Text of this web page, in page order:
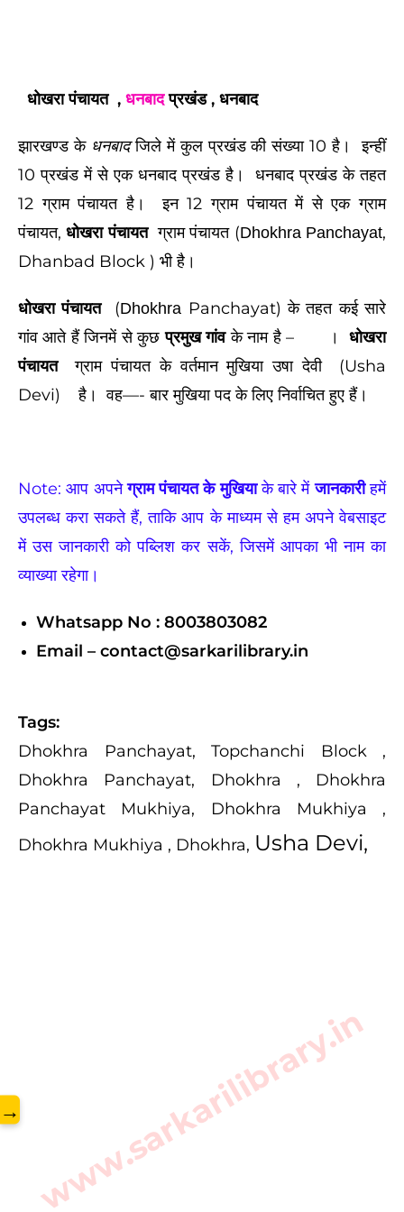
धोखरा पंचायत , धनबादप्रखंड , धनबाद
झारखण्ड के धनबादजिले में कुल प्रखंड की संख्या 10 है। इन्हीं
10 प्रखंड में से एक धनबाद प्रखंड है। धनबाद प्रखंड के तहत
12 ग्राम पंचायत है। इन 12 ग्राम पंचायत में से एक ग्राम
पंचायत,धोखरा पंचायतग्राम पंचायत (Dhokhra Panchayat,
Dhanbad Block ) भी है।
धोखरा पंचायत (Dhokhra Panchayat) के तहत कई सारे
गांव आते हैं जिनमें से कुछप्रमुख गांवके नाम है – ।धोखरा
पंचायतग्राम पंचायतके वर्तमान मुखिया उषा देवी (Usha
Devi)
है। वह—- बार मुखिया पद के लिए निर्वाचित हुए हैं।
Note: आप अपनेग्राम पंचायत के मुखियाके बारे मेंजानकारीहमें
उपलब्ध करा सकते हैं, ताकि आप के माध्यम से हम अपने वेबसाइट
में उस जानकारी को पब्लिश कर सकें, जिसमें आपका भी नाम का
व्याख्या रहेगा।
Whatsapp No : 8003803082
Email – contact@sarkarilibrary.in
Tags:
Dhokhra Panchayat, Topchanchi Block ,
Dhokhra Panchayat, Dhokhra , Dhokhra
Panchayat Mukhiya, Dhokhra Mukhiya ,
Dhokhra Mukhiya , Dhokhra, Usha Devi,
www.sarkarilibrary.in
→